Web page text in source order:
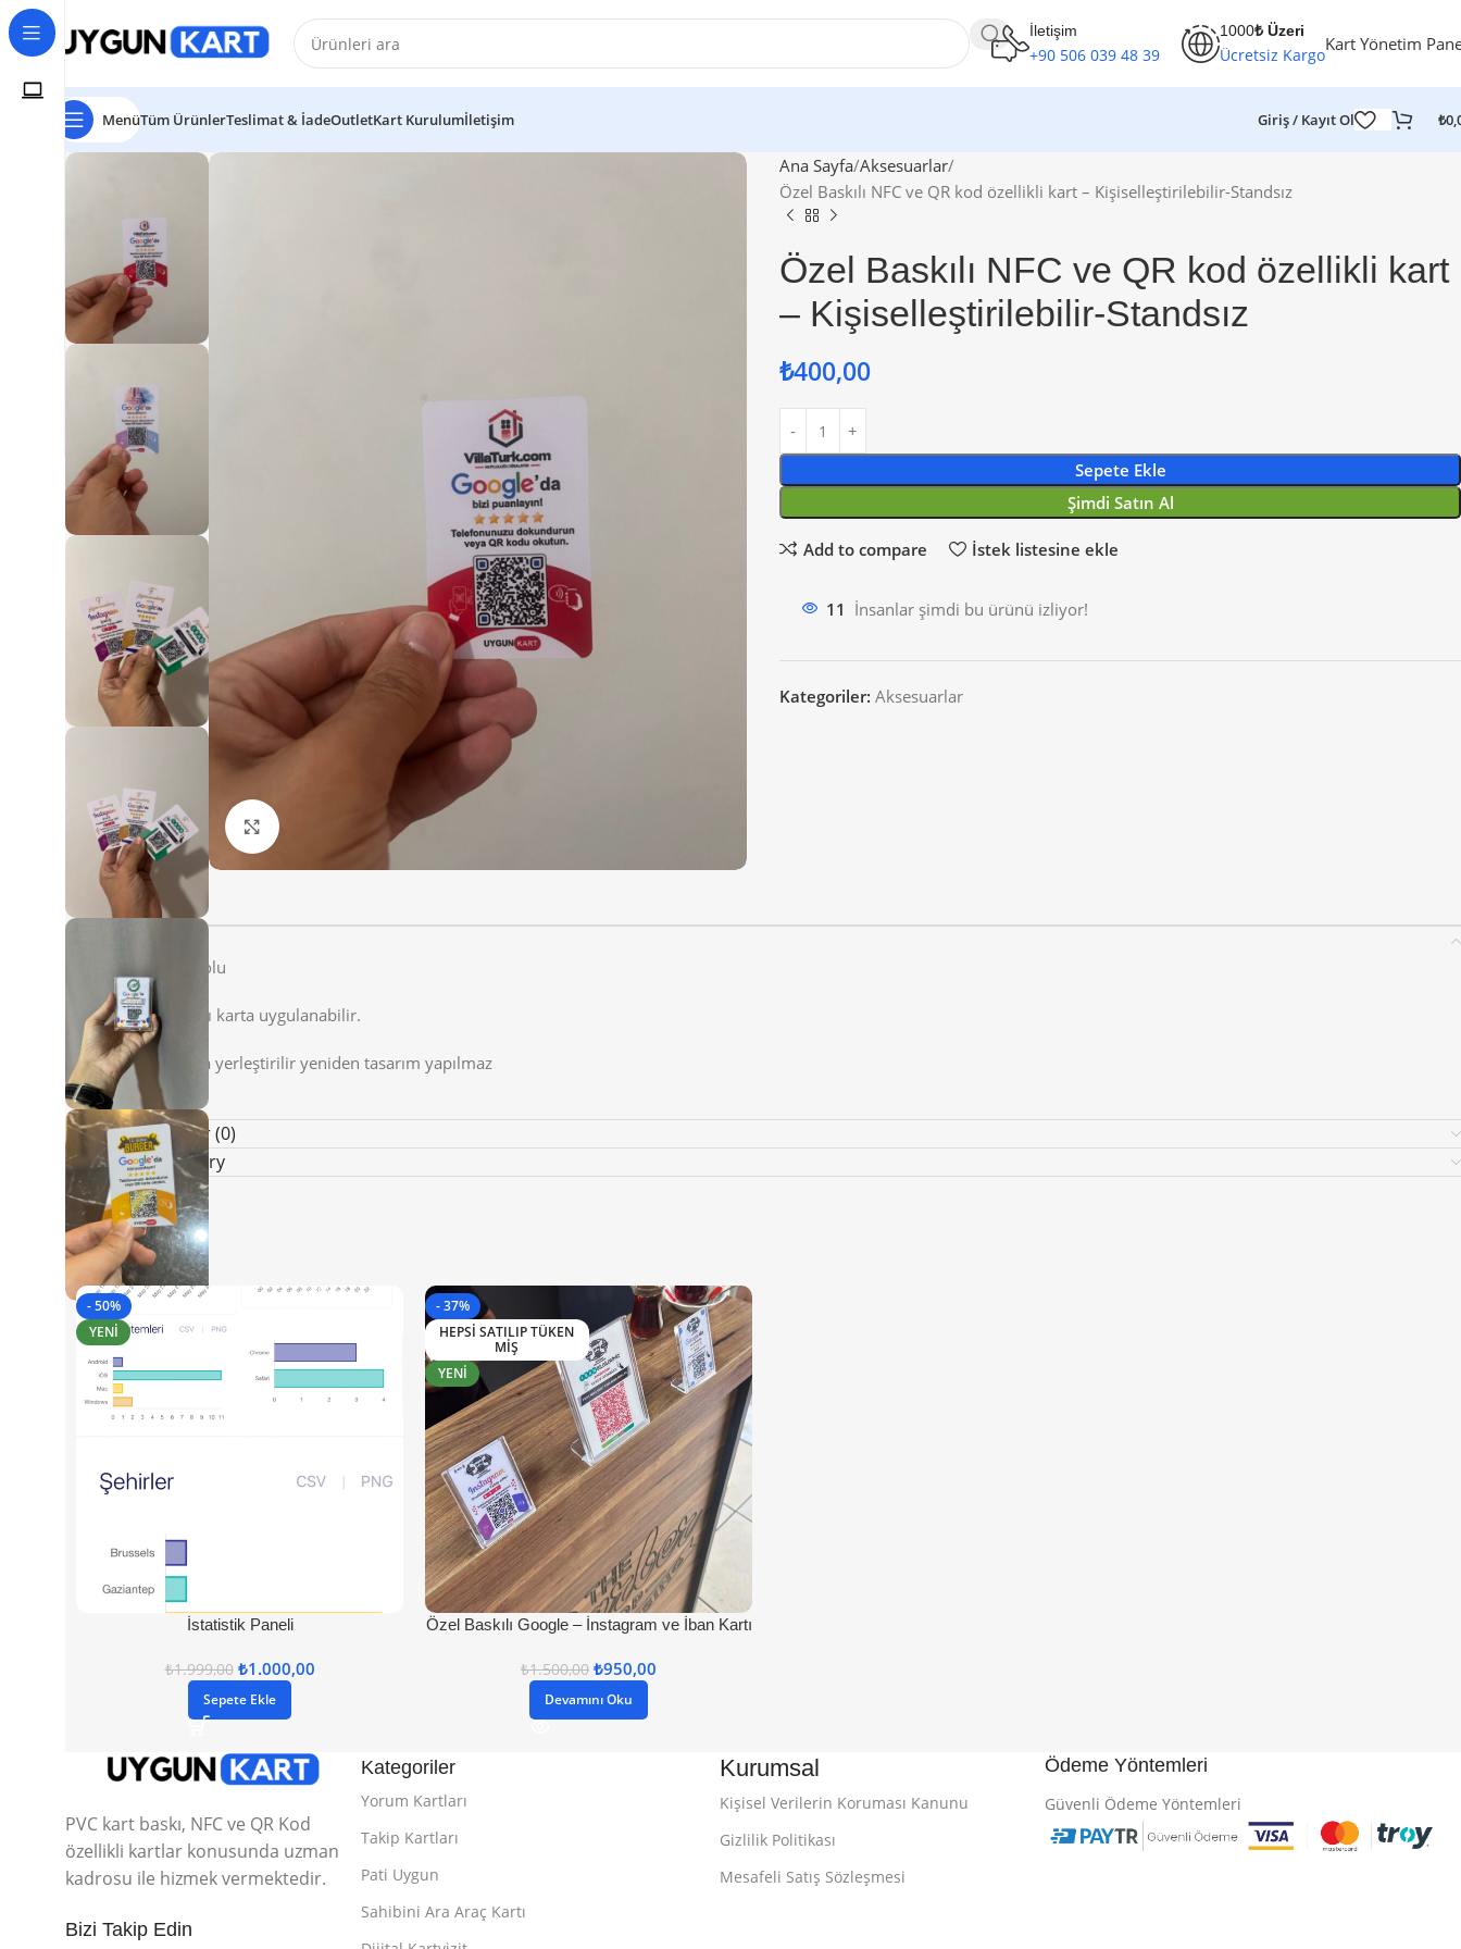
İletişim
+90 506 039 48 39
1000₺ Üzeri
Ücretsiz KargoKart Yönetim
MenüTüm ÜrünlerTeslimat & İadeOutletKart Kurulumİletişim Giriş / Kayıt Ol ₺
Büyütmek için tıklayın
Ana Sayfa Aksesuarlar
Özel Baskılı NFC ve QR kod özellikli kart – Kişiselleştirilebilir-Standsız
Özel Baskılı NFC ve QR kod özellikli kart
– Kişiselleştirilebilir-Standsız
₺400,00
Sepete Ekle
Şimdi Satın Al
Add to compare İstek listesine ekle
11 İnsanlar şimdi bu ürünü izliyor!
Kategoriler: Aksesuarlar
Müşteriye özel logolu
Müşterinin tasarımı karta uygulanabilir.
Logo standart karta yerleştirilir yeniden tasarım yapılmaz
Değerlendirmeler (0)
Shipping & Delivery
İlgili ürünler
- 50%
YENI
İstatistik Paneli
₺1.999,00 ₺1.000,00
Sepete Ekle
- 37%
HEPSI SATILIP TÜKEN
MIŞ
YENI
Özel Baskılı Google – İnstagram ve İban Kartı
₺1.500,00 ₺950,00
Devamını Oku
PVC kart baskı, NFC ve QR Kod
özellikli kartlar konusunda uzman
kadrosu ile hizmek vermektedir.
Bizi Takip Edin
Kategoriler
Yorum Kartları
Takip Kartları
Pati Uygun
Sahibini Ara Araç Kartı
Kurumsal
Kişisel Verilerin Koruması Kanunu
Gizlilik Politikası
Mesafeli Satış Sözleşmesi
Ödeme Yöntemleri
Güvenli Ödeme Yöntemleri